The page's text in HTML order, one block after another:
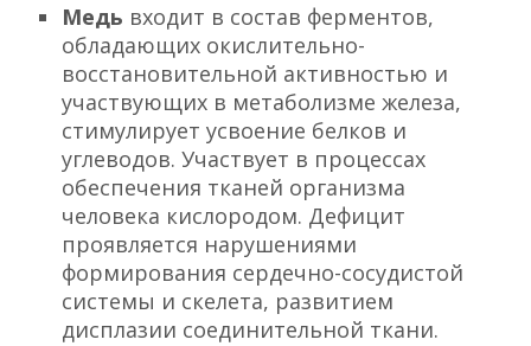
Медь входит в состав ферментов,
обладающих окислительно-
восстановительной активностью и
участвующих в метаболизме железа,
стимулирует усвоение белков и
углеводов. Участвует в процессах
обеспечения тканей организма
человека кислородом. Дефицит
проявляется нарушениями
формирования сердечно-сосудистой
системы и скелета, развитием
дисплазии соединительной ткани.